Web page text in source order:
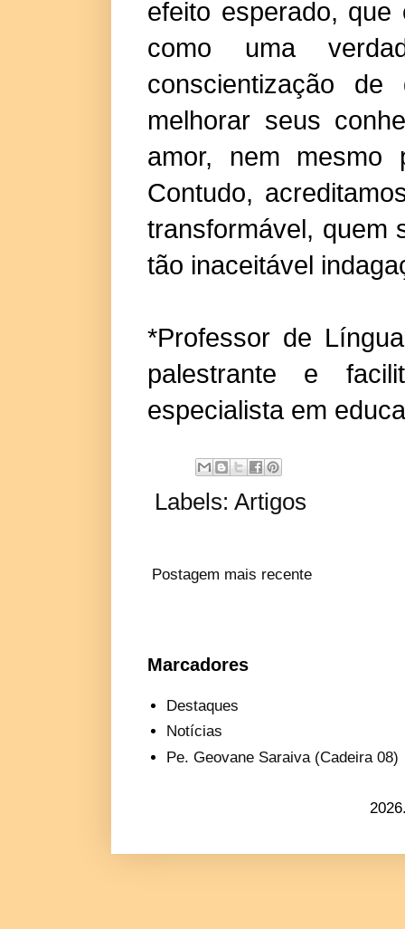
efeito esperado,
como uma
conscientização
melhorar seus
amor, nem mesmo
Contudo,
transformável, quem
tão inaceitável
*Professor de
palestrante e
especialista em
Labels: Artigos
Postagem mais recente
Marcadores
Destaques
Notícias
Pe. Geovane Saraiva (Cadeira 08)